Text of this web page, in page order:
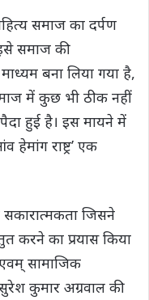
समाज का दर्पण
इसे समाज की
बना लिया गया है,
में कुछ भी ठीक नहीं
हुई है। इस मायने में
हेमांग राष्ट्र’ एक
सकारात्मकता जिसने
करने का प्रयास किया
एवम् सामाजिक
सुरेश कुमार अग्रवाल की